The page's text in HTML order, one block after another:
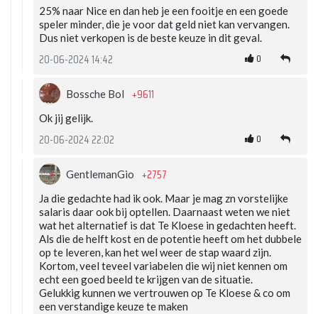
25% naar Nice en dan heb je een fooitje en een goede
speler minder, die je voor dat geld niet kan vervangen.
Dus niet verkopen is de beste keuze in dit geval.
20-06-2024 14:42 0
Bossche Bol +9611
Ok jij gelijk.
20-06-2024 22:02 0
GentlemanGio +2757
Ja die gedachte had ik ook. Maar je mag zn vorstelijke
salaris daar ook bij optellen. Daarnaast weten we niet
wat het alternatief is dat Te Kloese in gedachten heeft.
Als die de helft kost en de potentie heeft om het dubbele
op te leveren, kan het wel weer de stap waard zijn.
Kortom, veel teveel variabelen die wij niet kennen om
echt een goed beeld te krijgen van de situatie.
Gelukkig kunnen we vertrouwen op Te Kloese & co om
een verstandige keuze te maken